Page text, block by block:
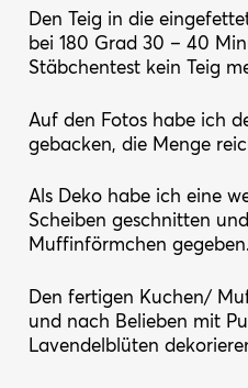
Den Teig in die
bei 180 Grad 30 – 40
Stäbchentest kein Teig
Auf den Fotos habe ich
gebacken, die Menge
Als Deko habe ich eine
Scheiben geschnitten
Muffinförmchen gegeben.
Den fertigen Kuchen/
und nach Belieben mit
Lavendelblüten